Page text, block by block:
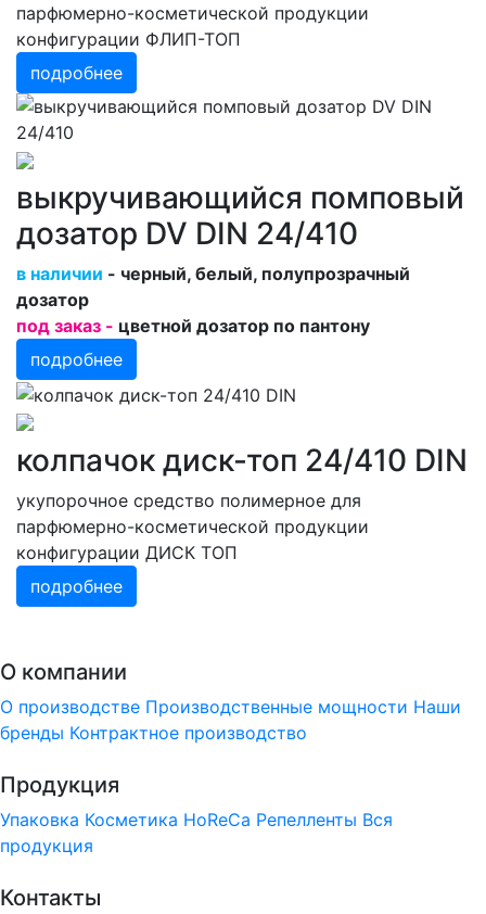
парфюмерно-косметической продукции
конфигурации ФЛИП-ТОП
подробнее
выкручивающийся помповый
дозатор DV DIN 24/410
в наличии - черный, белый, полупрозрачный
дозатор
под заказ - цветной дозатор по пантону
подробнее
колпачок диск-топ 24/410 DIN
укупорочное средство полимерное для
парфюмерно-косметической продукции
конфигурации ДИСК ТОП
подробнее
О компании
О производстве Производственные мощности Наши
бренды Контрактное производство
Продукция
Упаковка Косметика HoReCa Репелленты Вся
продукция
Контакты